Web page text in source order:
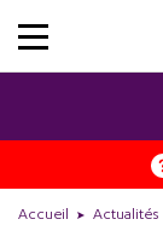
Accueil Actualités